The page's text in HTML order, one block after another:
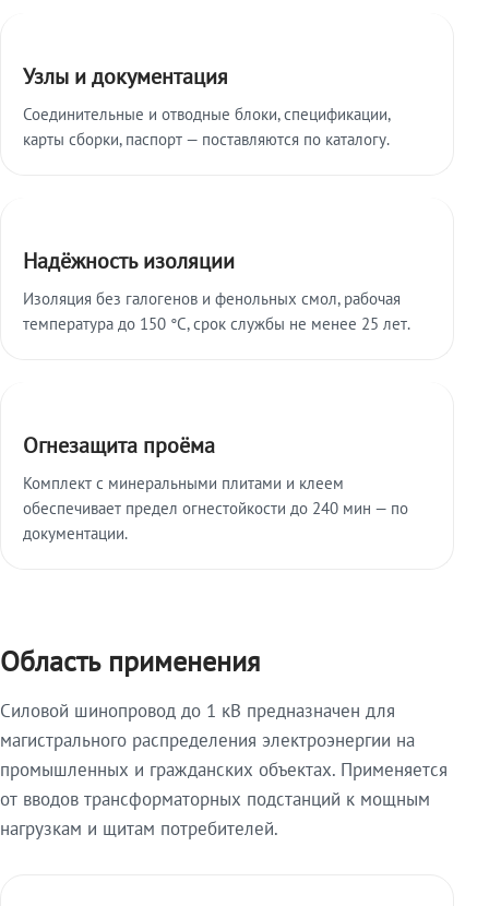
Узлы и документация
Соединительные и отводные блоки, спецификации,
карты сборки, паспорт — поставляются по каталогу.
Надёжность изоляции
Изоляция без галогенов и фенольных смол, рабочая
температура до 150 °C, срок службы не менее 25 лет.
Огнезащита проёма
Комплект с минеральными плитами и клеем
обеспечивает предел огнестойкости до 240 мин — по
документации.
Область применения
Силовой шинопровод до 1 кВ предназначен для
магистрального распределения электроэнергии на
промышленных и гражданских объектах. Применяется
от вводов трансформаторных подстанций к мощным
нагрузкам и щитам потребителей.